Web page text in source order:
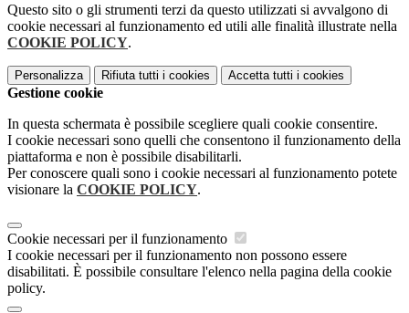
Questo sito o gli strumenti terzi da questo utilizzati si avvalgono di
cookie necessari al funzionamento ed utili alle finalità illustrate nella
COOKIE POLICY.
Personalizza Rifiuta tutti i cookies Accetta tutti i cookies
Gestione cookie
In questa schermata è possibile scegliere quali cookie consentire.
I cookie necessari sono quelli che consentono il funzionamento della
piattaforma e non è possibile disabilitarli.
Per conoscere quali sono i cookie necessari al funzionamento potete
visionare la COOKIE POLICY.
Cookie necessari per il funzionamento
I cookie necessari per il funzionamento non possono essere
disabilitati. È possibile consultare l'elenco nella pagina della cookie
policy.